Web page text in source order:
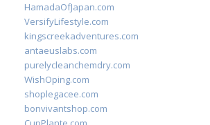
HamadaOfJapan.com
VersifyLifestyle.com
kingscreekadventures.com
antaeuslabs.com
purelycleanchemdry.com
WishOping.com
shoplegacee.com
bonvivantshop.com